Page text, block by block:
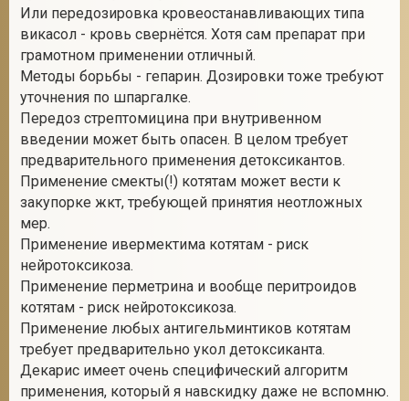
Или передозировка кровеостанавливающих типа
викасол - кровь свернётся. Хотя сам препарат при
грамотном применении отличный.
Методы борьбы - гепарин. Дозировки тоже требуют
уточнения по шпаргалке.
Передоз стрептомицина при внутривенном
введении может быть опасен. В целом требует
предварительного применения детоксикантов.
Применение смекты(!) котятам может вести к
закупорке жкт, требующей принятия неотложных
мер.
Применение ивермектима котятам - риск
нейротоксикоза.
Применение перметрина и вообще перитроидов
котятам - риск нейротоксикоза.
Применение любых антигельминтиков котятам
требует предварительно укол детоксиканта.
Декарис имеет очень специфический алгоритм
применения, который я навскидку даже не вспомню.